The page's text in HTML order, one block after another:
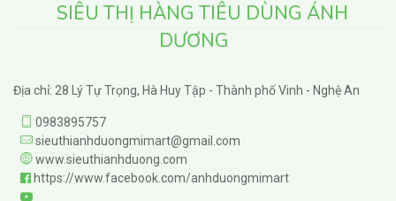
SIÊU THỊ HÀNG TIÊU DÙNG ÁNH
DƯƠNG
Địa chỉ: 28 Lý Tự Trọng, Hà Huy Tập - Thành phố Vinh - Nghệ An
0983895757
sieuthianhduongmimart@gmail.com
www.sieuthianhduong.com
https://www.facebook.com/anhduongmimart